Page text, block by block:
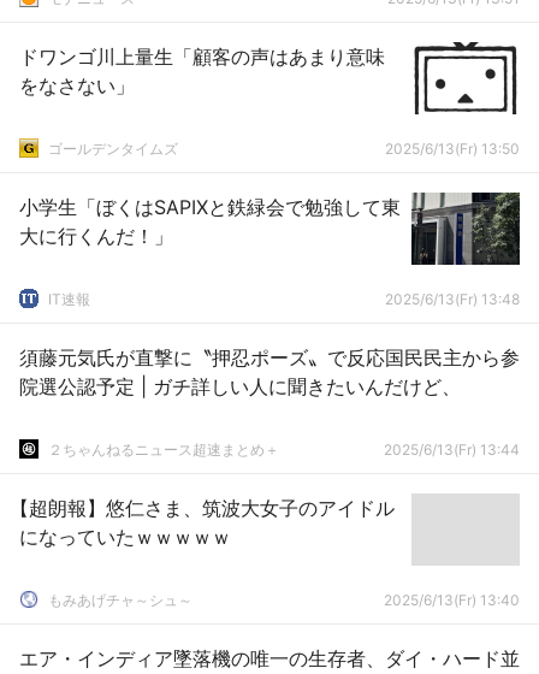
ドワンゴ川上量生「顧客の声はあまり意味
をなさない」
ゴールデンタイムズ 2025/6/13(Fr) 13:50
小学生「ぼくはSAPIXと鉄緑会で勉強して東
大に行くんだ！」
IT速報 2025/6/13(Fr) 13:48
須藤元気氏が直撃に〝押忍ポーズ〟で反応国民民主から参
院選公認予定 | ガチ詳しい人に聞きたいんだけど、
２ちゃんねるニュース超速まとめ＋ 2025/6/13(Fr) 13:44
【超朗報】悠仁さま、筑波大女子のアイドル
になっていたｗｗｗｗｗ
もみあげチャ～シュ～ 2025/6/13(Fr) 13:40
エア・インディア墜落機の唯一の生存者、ダイ・ハード並